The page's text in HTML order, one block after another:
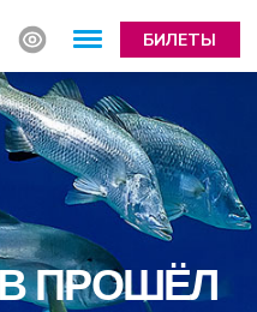
БИЛЕТЫ
ПРОШЁЛ